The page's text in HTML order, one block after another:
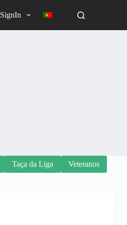
SignIn
Taça da Liga Veteranos